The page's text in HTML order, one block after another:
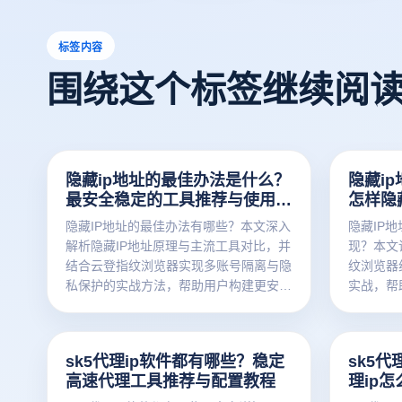
标签内容
围绕这个标签继续阅
隐藏ip地址的最佳办法是什么？
最安全稳定的工具推荐与使用教
程
隐藏IP地址的最佳办法有哪些？本文深入
解析隐藏IP地址原理与主流工具对比，并
结合云登指纹浏览器实现多账号隔离与隐
私保护的实战方法，帮助用户构建更安全
隐藏ip
怎样
隐藏IP
现？本
纹浏览
实战，
sk5代理ip软件都有哪些？稳定
高速代理工具推荐与配置教程
sk5代
理ip怎